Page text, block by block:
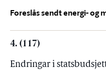
Foreslås sendt energi- og
4. (117)
Endringar i